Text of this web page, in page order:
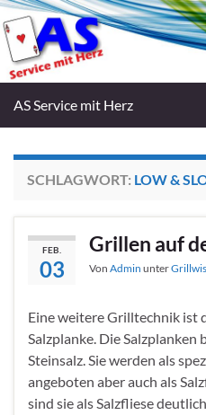
AS Service mit Herz
SCHLAGWORT: LOW &
FEB.
03
Grillen auf
Von Admin unter
Eine weitere Grilltechnik ist
Salzplanke. Die Salzplanken
Steinsalz. Sie werden als
angeboten aber auch als
sind sie als Salzfliese